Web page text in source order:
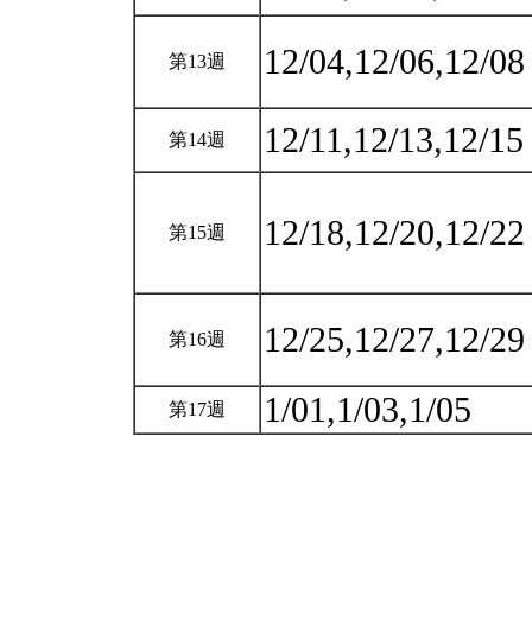
第13週 12/04,12/06,12/
第14週 12/11,12/13,12/15
第15週 12/18,12/20,12/
第16週 12/25,12/27,12/
第17週 1/01,1/03,1/05